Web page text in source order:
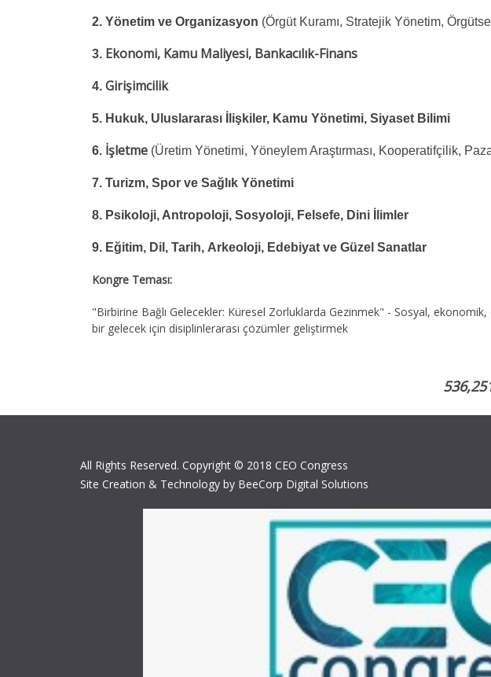
2. Yönetim ve Organizasyon (Örgüt Kuramı, Stratejik Yönetim,
3. Ekonomi, Kamu Maliyesi, Bankacılık-Finans
4. Girişimcilik
5. Hukuk, Uluslararası İlişkiler, Kamu Yönetimi, Siyaset Bilimi
6. İşletme (Üretim Yönetimi, Yöneylem Araştırması, Kooperatifçilik,
7. Turizm, Spor ve Sağlık Yönetimi
8. Psikoloji, Antropoloji, Sosyoloji, Felsefe, Dini İlimler
9. Eğitim, Dil, Tarih, Arkeoloji, Edebiyat ve Güzel Sanatlar
Kongre Teması:
"Birbirine Bağlı Gelecekler: Küresel Zorluklarda Gezinmek" - Sosyal,
bir gelecek için disiplinlerarası çözümler geliştirmek
All Rights Reserved. Copyright © 2018 CEO Congress
Site Creation & Technology by BeeCorp Digital Solutions